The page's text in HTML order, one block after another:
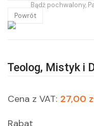
Bądź pochwalony,
Powrót
Teolog, Mistyk i
Cena z VAT: 27,00
Rabat